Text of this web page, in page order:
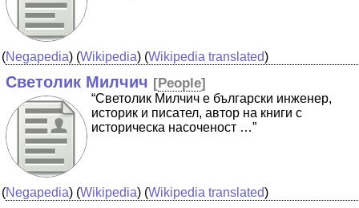
(Negapedia) (Wikipedia) (Wikipedia translated)
Светолик Милчич [People]
“Светолик Милчич е български инженер,
историк и писател, автор на книги с
историческа насоченост …”
(Negapedia) (Wikipedia) (Wikipedia translated)